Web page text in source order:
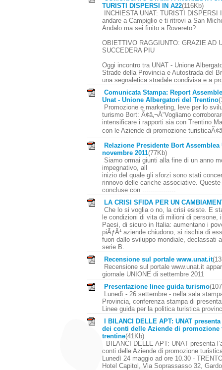
TURISTI DISPERSI IN A22(116Kb)
INCHIESTA UNAT: TURISTI DISPERSI
andare a Campiglio e ti ritrovi a San
Andalo ma sei finito a Rovereto?
OBIETTIVO RAGGIUNTO: GRAZIE AD
SUCCEDERA PIU
Oggi incontro tra UNAT - Unione
Strade della Provincia e Autostrada del
una segnaletica stradale condivisa e a
Comunicata Stampa: Report
Unat - Unione Albergatori del Trentino
Promozione e marketing, leve per lo
turismo Bort: Ã¢â‚¬Å“Vogliamo
intensificare i rapporti sia con Trentino
con le Aziende di promozione
Relazione Presidente Bort Assemblea
novembre 2011(77Kb)
Siamo ormai giunti alla fine di un anno
impegnativo, all
inizio del quale gli sforzi sono stati
rinnovo delle cariche associative.
concluse con .................
LA CRISI SFIDA PER UN
Che lo si voglia o no, la crisi esiste. E
le condizioni di vita di milioni di persone,
Paesi, di sicuro in Italia: aumentano i
piÃƒÂ¹ aziende chiudono, si rischia di
fuori dallo sviluppo mondiale, declassati
serie B.
Recensione sul portale www.unat.it
Recensione sul portale www.unat.it
giornale UNIONE di settembre 2011
Presentazione linee guida turismo
Lunedì - 26 settembre - nella sala
Provincia, conferenza stampa di
Linee guida per la politica turistica
I BILANCI DELLE APT: UNAT
dei conti delle Aziende di promozione
trentine(41Kb)
BILANCI DELLE APT: UNAT presenta
conti delle Aziende di promozione
Lunedì 24 maggio ad ore 10.30 -
Hotel Capitol, Via Soprassasso 32,